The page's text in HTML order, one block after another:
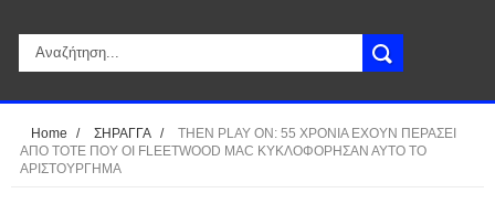
Home / ΣΗΡΑΓΓΑ /
THEN PLAY ON: 55 ΧΡΟΝΙΑ ΕΧΟΥΝ ΠΕΡΑΣΕΙ
ΑΠΟ ΤΟΤΕ ΠΟΥ ΟΙ FLEETWOOD MAC ΚΥΚΛΟΦΟΡΗΣΑΝ ΑΥΤΟ ΤΟ
ΑΡΙΣΤΟΥΡΓΗΜΑ